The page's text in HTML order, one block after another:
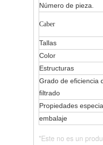
Número de pieza.
Caber
Tallas
Color
Estructuras
Grado de eficiencia
filtrado
Propiedades
embalaje
*Este no es un